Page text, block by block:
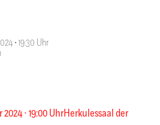
∙ 19:30 Uhr